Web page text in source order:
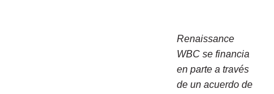
Renaissance
WBC se financia
en parte a través
de un acuerdo de